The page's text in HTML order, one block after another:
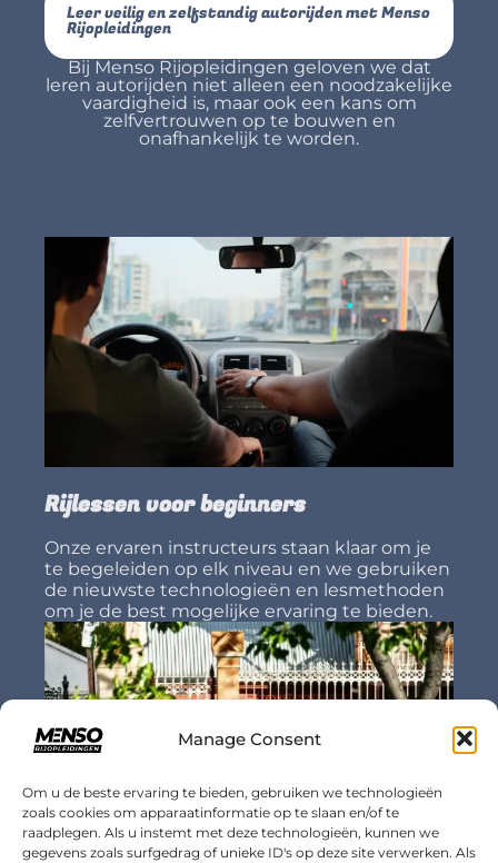
Manage Consent
Om u de beste ervaring te bieden, gebruiken we technologieën
zoals cookies om apparaatinformatie op te slaan en/of te
raadplegen. Als u instemt met deze technologieën, kunnen we
gegevens zoals surfgedrag of unieke ID's op deze site verwerken. Als
Leer veilig en zelfstandig autorijden met Menso
Rijopleidingen
Bij Menso Rijopleidingen geloven we dat
leren autorijden niet alleen een noodzakelijke
vaardigheid is, maar ook een kans om
zelfvertrouwen op te bouwen en
onafhankelijk te worden.
Rijlessen voor beginners
Onze ervaren instructeurs staan klaar om je
te begeleiden op elk niveau en we gebruiken
de nieuwste technologieën en lesmethoden
om je de best mogelijke ervaring te bieden.